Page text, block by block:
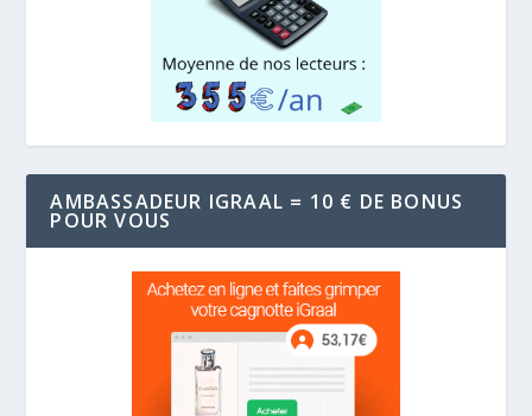
AMBASSADEUR IGRAAL = 10 € DE BONUS
POUR VOUS